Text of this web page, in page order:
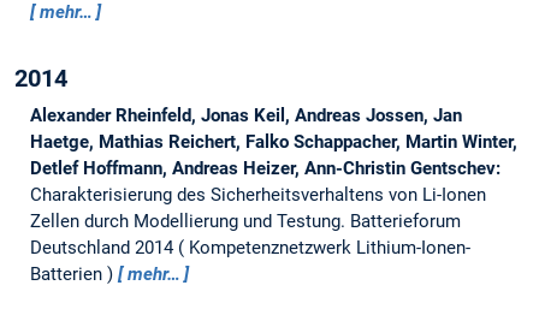
mehr…
2014
Alexander Rheinfeld, Jonas Keil, Andreas Jossen, Jan
Haetge, Mathias Reichert, Falko Schappacher, Martin Winter,
Detlef Hoffmann, Andreas Heizer, Ann-Christin Gentschev:
Charakterisierung des Sicherheitsverhaltens von Li-Ionen
Zellen durch Modellierung und Testung. Batterieforum
Deutschland 2014
Kompetenznetzwerk Lithium-Ionen-
Batterien
mehr…